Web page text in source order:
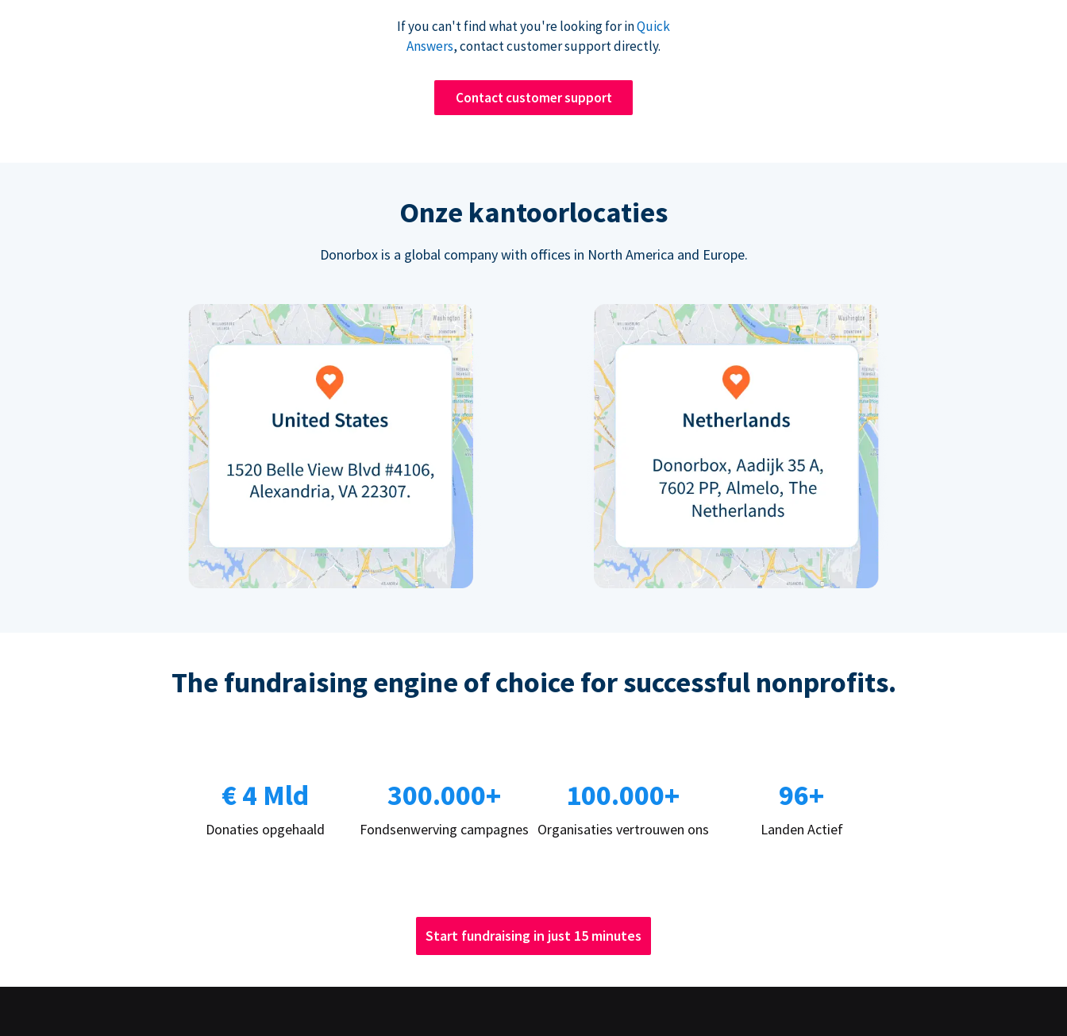
If you can't find what you're looking for inQuick
Answers, contact customer support directly.
Contact customer support
Onze kantoorlocaties
Donorbox is a global company with offices in North America and Europe.
The fundraising engine of choice for successful nonprofits.
€ 4 Mld
Donaties opgehaald
300.000+
Fondsenwerving campagnes
100.000+
Organisaties vertrouwen ons
96+
Landen Actief
Start fundraising in just 15 minutes